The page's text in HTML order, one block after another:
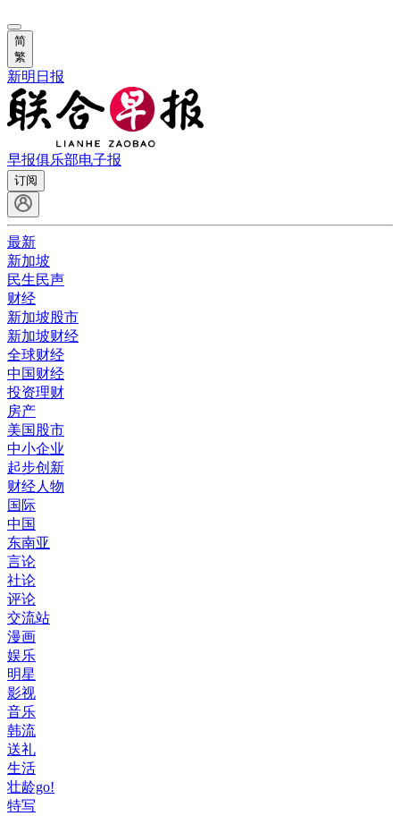
简
繁
新明日报
早报俱乐部电子报
订阅
最新
新加坡
民生民声
财经
新加坡股市
新加坡财经
全球财经
中国财经
投资理财
房产
美国股市
中小企业
起步创新
财经人物
国际
中国
东南亚
言论
社论
评论
交流站
漫画
娱乐
明星
影视
音乐
韩流
送礼
生活
壮龄go!
特写